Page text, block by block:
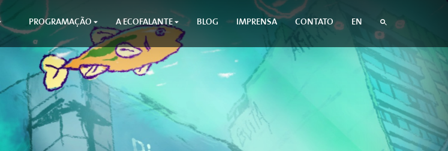
PROGRAMAÇÃO A ECOFALANTE BLOG IMPRENSA CONTATO EN